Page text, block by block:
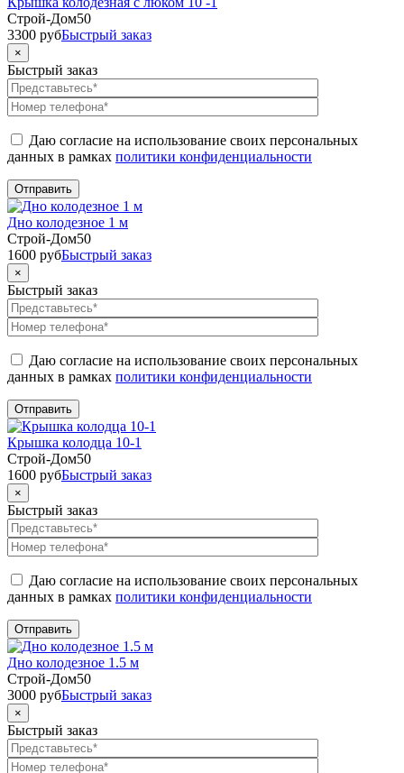
Строй-Дом50
3300 рубБыстрый заказ
×
Быстрый заказ
Даю согласие на использование своих персональных
данных в рамках политики конфиденциальности
Дно колодезное 1 м
Строй-Дом50
1600 рубБыстрый заказ
×
Быстрый заказ
Даю согласие на использование своих персональных
данных в рамках политики конфиденциальности
Крышка колодца 10-1
Строй-Дом50
1600 рубБыстрый заказ
×
Быстрый заказ
Даю согласие на использование своих персональных
данных в рамках политики конфиденциальности
Дно колодезное 1.5 м
Строй-Дом50
3000 рубБыстрый заказ
×
Быстрый заказ